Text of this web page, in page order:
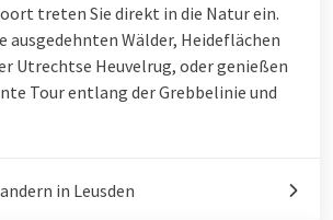
treten Sie direkt in die Natur ein.
ausgedehnten Wälder, Heideflächen
Utrechtse Heuvelrug, oder genießen
Tour entlang der Grebbelinie und
in Leusden